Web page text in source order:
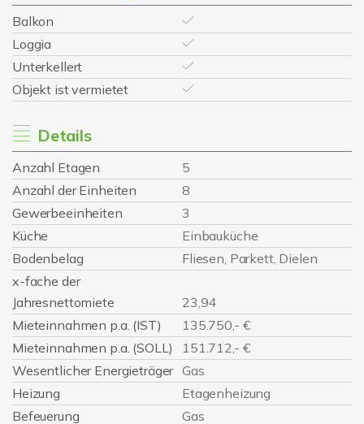
Balkon
Loggia
Unterkellert
Objekt ist vermietet
Details
Anzahl Etagen
5
Anzahl der Einheiten
8
Gewerbeeinheiten
3
Küche
Einbauküche
Bodenbelag
Fliesen, Parkett, Dielen
x-fache der
Jahresnettomiete
23,94
Mieteinnahmen p.a. (IST)
135.750,- €
Mieteinnahmen p.a. (SOLL)
151.712,- €
Wesentlicher Energieträger Gas
Heizung
Etagenheizung
Befeuerung
Gas